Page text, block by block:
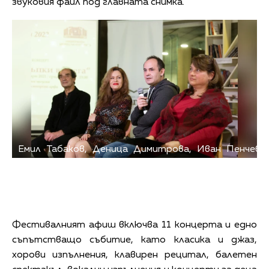
звуковия файл под главната снимка.
Емил Табаков, Деница Димитрова, Иван Пенчев,
Фестивалният афиш включва 11 концерта и едно
съпътстващо събитие, като класика и джаз,
хорови изпълнения, клавирен рецитал, балетен